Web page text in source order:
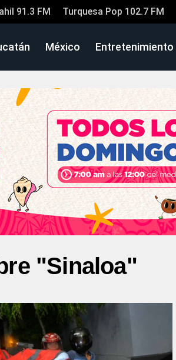
91.3 FM Turquesa Pop 102.7 FM
México Entretenimiento
"Sinaloa"